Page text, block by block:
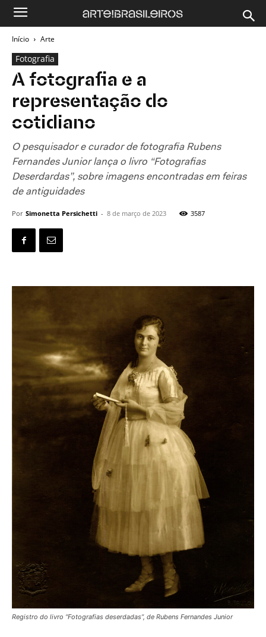
Início Arte
Fotografia
A fotografia e a
representação do
cotidiano
O pesquisador e curador de fotografia Rubens
Fernandes Junior lança o livro “Fotografias
Deserdardas”, sobre imagens encontradas em feiras
de antiguidades
Por Simonetta Persichetti - 8 de março de 2023 3587
Registro do livro “Fotografias deserdadas”, de Rubens Fernandes Junior